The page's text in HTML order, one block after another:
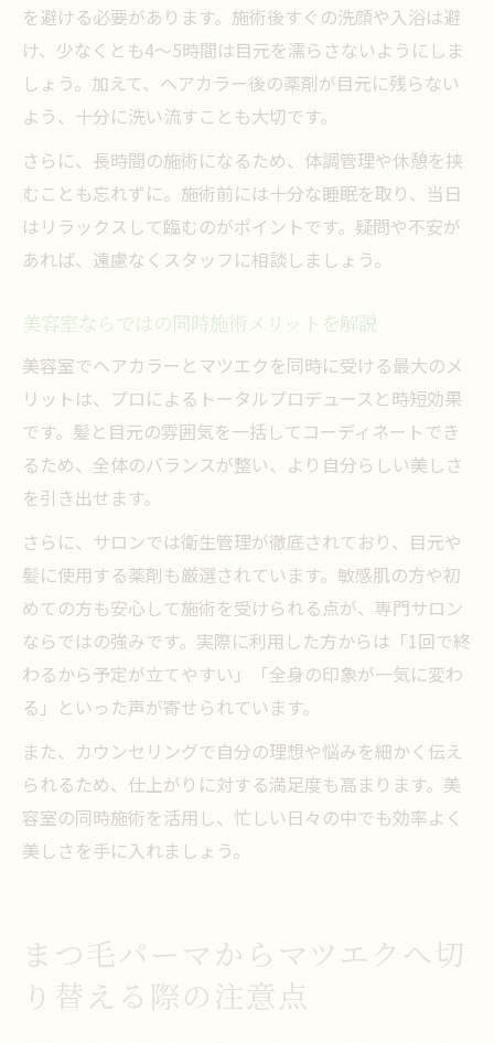
を避ける必要があります。施術後すぐの洗顔や入浴は避
け、少なくとも4〜5時間は目元を濡らさないようにしま
しょう。加えて、ヘアカラー後の薬剤が目元に残らない
よう、十分に洗い流すことも大切です。
さらに、長時間の施術になるため、体調管理や休憩を挟
むことも忘れずに。施術前には十分な睡眠を取り、当日
はリラックスして臨むのがポイントです。疑問や不安が
あれば、遠慮なくスタッフに相談しましょう。
美容室ならではの同時施術メリットを解説
美容室でヘアカラーとマツエクを同時に受ける最大のメ
リットは、プロによるトータルプロデュースと時短効果
です。髪と目元の雰囲気を一括してコーディネートでき
るため、全体のバランスが整い、より自分らしい美しさ
を引き出せます。
さらに、サロンでは衛生管理が徹底されており、目元や
髪に使用する薬剤も厳選されています。敏感肌の方や初
めての方も安心して施術を受けられる点が、専門サロン
ならではの強みです。実際に利用した方からは「1回で終
わるから予定が立てやすい」「全身の印象が一気に変わ
る」といった声が寄せられています。
また、カウンセリングで自分の理想や悩みを細かく伝え
られるため、仕上がりに対する満足度も高まります。美
容室の同時施術を活用し、忙しい日々の中でも効率よく
美しさを手に入れましょう。
まつ毛パーマからマツエクへ切
り替える際の注意点